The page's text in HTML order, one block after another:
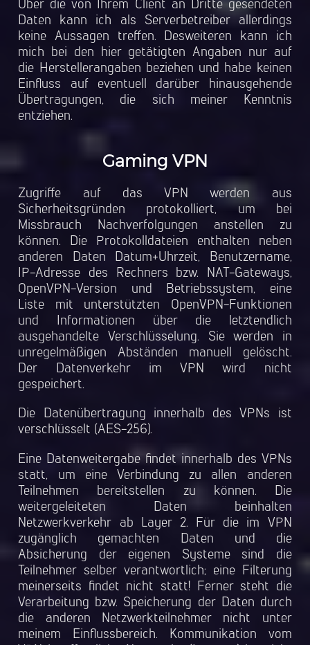
Über die von Ihrem Client an Dritte gesendeten
Daten kann ich als Serverbetreiber allerdings
keine Aussagen treffen. Desweiteren kann ich
mich bei den hier getätigten Angaben nur auf
die Herstellerangaben beziehen und habe keinen
Einfluss auf eventuell darüber hinausgehende
Übertragungen, die sich meiner Kenntnis
entziehen.
Gaming VPN
Zugriffe auf das VPN werden aus
Sicherheitsgründen protokolliert, um bei
Missbrauch Nachverfolgungen anstellen zu
können. Die Protokolldateien enthalten neben
anderen Daten Datum+Uhrzeit, Benutzername,
IP-Adresse des Rechners bzw. NAT-Gateways,
OpenVPN-Version und Betriebssystem, eine
Liste mit unterstützten OpenVPN-Funktionen
und Informationen über die letztendlich
ausgehandelte Verschlüsselung. Sie werden in
unregelmäßigen Abständen manuell gelöscht.
Der Datenverkehr im VPN wird nicht
gespeichert.
Die Datenübertragung innerhalb des VPNs ist
verschlüsselt (AES-256).
Eine Datenweitergabe findet innerhalb des VPNs
statt, um eine Verbindung zu allen anderen
Teilnehmen bereitstellen zu können. Die
weitergeleiteten Daten beinhalten
Netzwerkverkehr ab Layer 2. Für die im VPN
zugänglich gemachten Daten und die
Absicherung der eigenen Systeme sind die
Teilnehmer selber verantwortlich; eine Filterung
meinerseits findet nicht statt! Ferner steht die
Verarbeitung bzw. Speicherung der Daten durch
die anderen Netzwerkteilnehmer nicht unter
meinem Einflussbereich. Kommunikation vom